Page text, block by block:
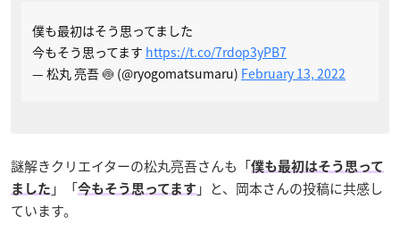
僕も最初はそう思ってました
今もそう思ってます https://t.co/7rdop3yPB7
— 松丸 亮吾 🍥 (@ryogomatsumaru) February 13, 2022
謎解きクリエイターの松丸亮吾さんも「僕も最初はそう思って
ました 」「今もそう思ってます 」と、岡本さんの投稿に共感し
ています。